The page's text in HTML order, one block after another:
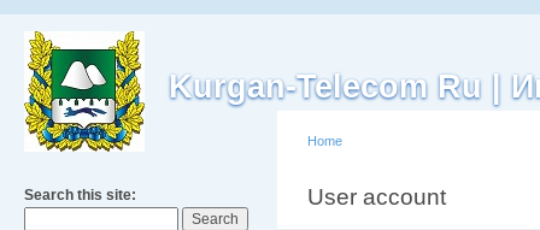
Kurgan-Telecom Ru |
Search this site:
Home
User account